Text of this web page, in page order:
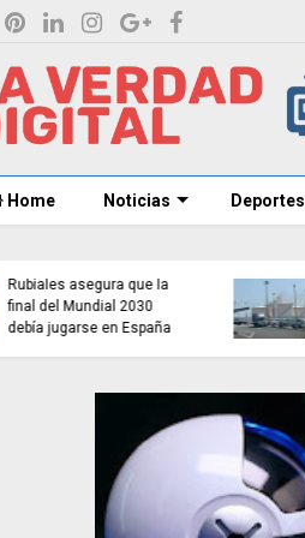
Home Noticias Deportes
Un muerto y tres heridos
tras una explosión en
Gran Canaria